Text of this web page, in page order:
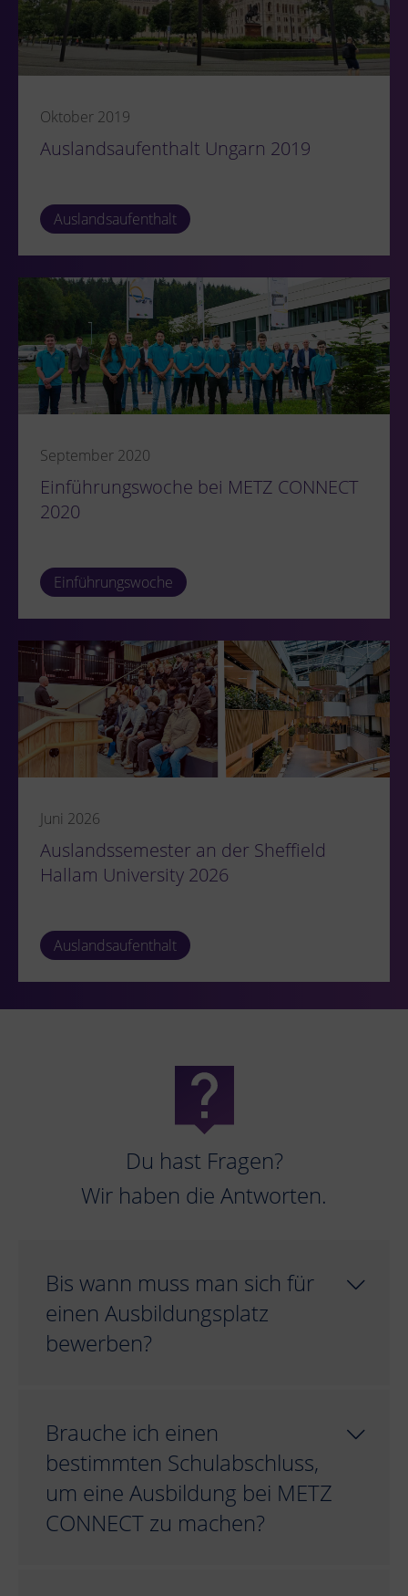
Oktober 2019
Auslandsaufenthalt Ungarn 2019
Auslandsaufenthalt
September 2020
Einführungswoche bei METZ CONNECT
2020
Einführungswoche
Juni 2026
Auslandssemester an der Sheffield
Hallam University 2026
Auslandsaufenthalt
Du hast Fragen?
Wir haben die Antworten.
Bis wann muss man sich für
einen Ausbildungsplatz
bewerben?
Brauche ich einen
bestimmten Schulabschluss,
um eine Ausbildung bei METZ
CONNECT zu machen?